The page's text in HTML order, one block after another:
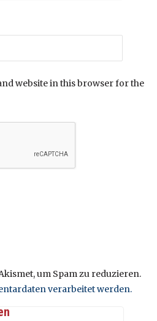
website in this browser for the
um Spam zu reduzieren.
verarbeitet werden.